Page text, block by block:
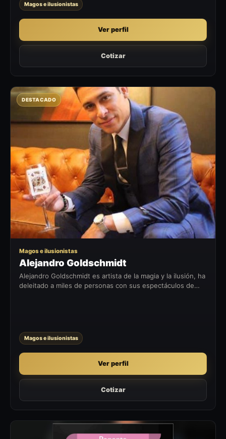
Magos e ilusionistas
Ver perfil
Cotizar
AG
DESTACADO
Magos e ilusionistas
Alejandro Goldschmidt
Alejandro Goldschmidt es artista de la magia y la ilusión, ha
deleitado a miles de personas con sus espectáculos de
Magos e ilusionistas
Ver perfil
Cotizar